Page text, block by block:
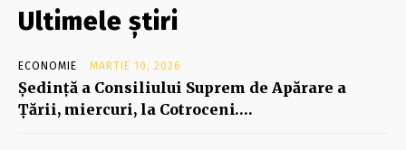
Ultimele știri
ECONOMIE MARTIE 10, 2026
Şedinţă a Consiliului Suprem de Apărare a
Ţării, miercuri, la Cotroceni….